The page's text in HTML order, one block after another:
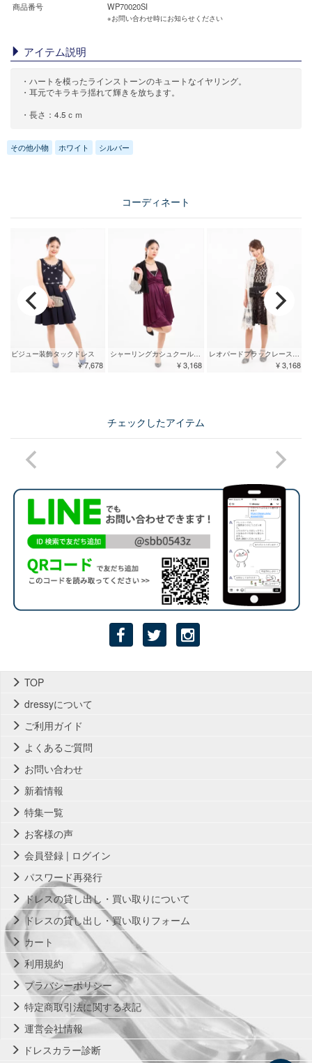
商品番号 WP70020SI
※お問い合わせ時にお知らせください
アイテム説明
・ハートを模ったラインストーンのキュートなイヤリング。
・耳元でキラキラ揺れて輝きを放ちます。
・長さ：4.5ｃｍ
その他小物 ホワイト シルバー
コーディネート
シャーリングカシュクールドレス
¥ 3,168
レオパードブラックレースドレス
¥ 3,168
ビジュー装飾タックドレス
¥ 7,678
チェックしたアイテム
TOP
dressyについて
ご利用ガイド
よくあるご質問
お問い合わせ
新着情報
特集一覧
お客様の声
会員登録 | ログイン
パスワード再発行
ドレスの貸し出し・買い取りについて
ドレスの貸し出し・買い取りフォーム
カート
利用規約
プラバシーポリシー
特定商取引法に関する表記
運営会社情報
ドレスカラー診断